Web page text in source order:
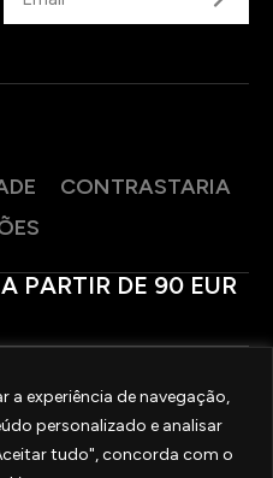
a experiência de navegação,
personalizado e analisar
tudo", concorda com o
CONTRASTARIA
PARTIR DE 90 EUR